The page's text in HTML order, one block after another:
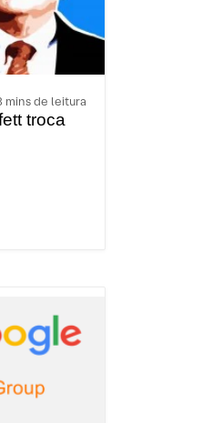
mins de leitura
troca